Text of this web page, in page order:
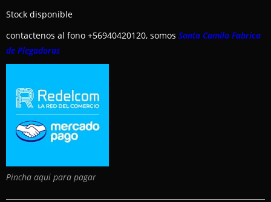
Stock disponible
contactenos al fono +56940420120, somos Santa Camila Fabrica
de Plegadoras
Pincha aqui para pagar